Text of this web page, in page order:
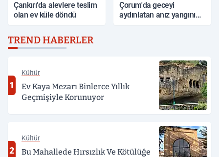
Çankırı'da alevlere teslim
olan ev küle döndü
Çorum'da geceyi
aydınlatan anız yangını
TREND HABERLER
1
Kültür
Ev Kaya Mezarı Binlerce Yıllık
Geçmişiyle Korunuyor
2
Kültür
Bu Mahallede Hırsızlık Ve Kötülüğe